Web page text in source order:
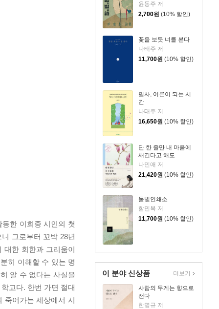
윤동주 저
2,700원 (10% 할인)
꽃을 보듯 너를 본다
나태주 저
11,700원 (10% 할인)
필사, 어른이 되는 시
간
나태주 저
16,650원 (10% 할인)
단 한 줄만 내 마음에
새긴다고 해도
나민애 저
21,420원 (10% 할인)
물빛인쇄소
함민복 저
11,700원 (10% 할인)
이 분야 신상품
사람의 무게는 향으로
잰다
한명규 저
더보기
한 이희중 시인의 첫
그로부터 꼬박 28년
대한 회한과 그리움이
히 이해할 수 있는 명
알 수 없다는 사실을
교다. 한번 가면 절대
죽어가는 세상에서 시